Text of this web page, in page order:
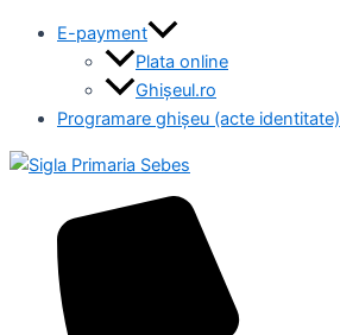
E-payment
Plata online
Ghișeul.ro
Programare ghișeu (acte identitate)